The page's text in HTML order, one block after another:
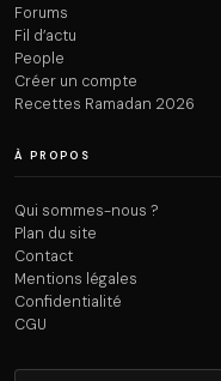
Forums
Fil d’actu
People
Créer un compte
Recettes Ramadan 2026
À PROPOS
Qui sommes-nous ?
Plan du site
Contact
Mentions légales
Confidentialité
CGU